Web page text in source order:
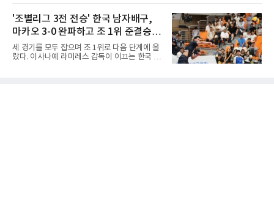
3-2로 꺾고 정상에 올랐는데, 세계선수권에서
이뤄진 '리턴 매치'에서도 승리하
‘바둑에서 왜 ‘대국(對局)’이라 말할까‘ 참조)'호
선(互先)'은 한자로 '서로 호(互)', '먼저 선(先)'을
쓴다. 직역하면 '서로 먼저 둔다'는 뜻이다. 여기
서 '서로 먼저 둔다'는 표현은 한 판에서 두 사람
이 동시에 선수를 잡는다는 의미가 아니다. 중국
과 일본의 고대 바둑에서 실력이 같은 사람끼리
는 여러 판을 둘 때 흑(선수)을 번갈아 맡았다는
'조별리그 3전 전승' 한국 남자배구,
마카오 3-0 완파하고 조 1위 준결승
진출
세 경기를 모두 잡으며 조 1위로 다음 단계에 올
랐다. 이사나예 라미레스 감독이 이끄는 한국 남